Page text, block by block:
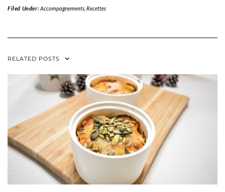
Filed Under:Accompagnements, Recettes
RELATED POSTS